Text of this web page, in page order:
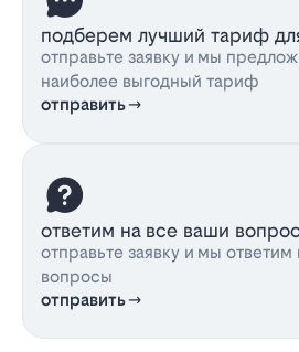
подберем лучший тариф
отправьте заявку и мы
наиболее выгодный тариф
отправить
ответим на все ваши
отправьте заявку и мы ответим
вопросы
отправить